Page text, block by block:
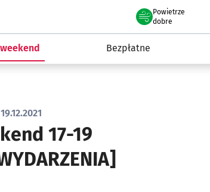
Powietrze
we Wrocławiu
dobre
Bezpłatne
17-19